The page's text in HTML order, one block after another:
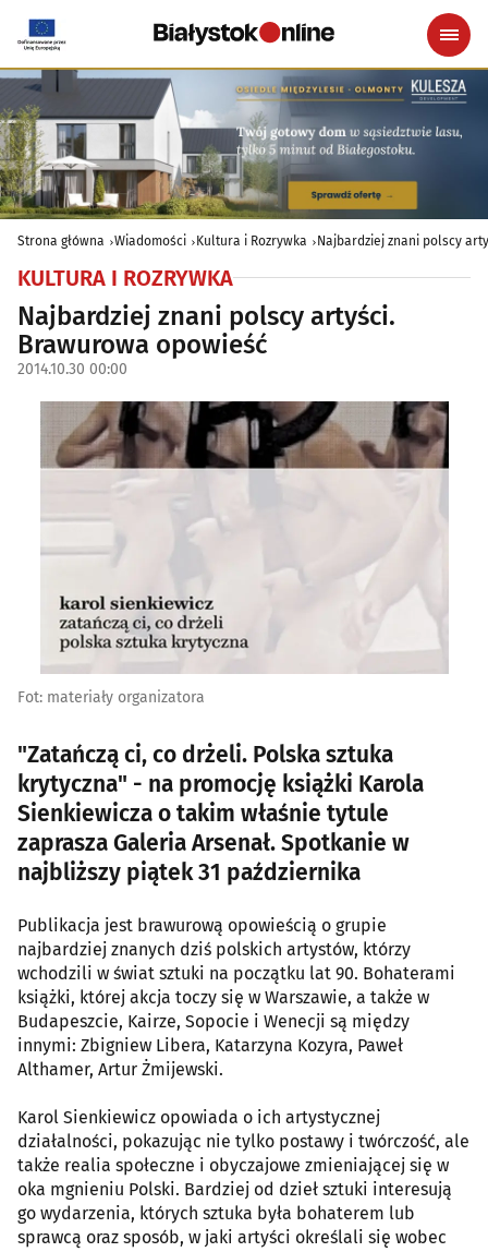
Strona główna Wiadomości Kultura i Rozrywka Najbardziej znani polscy
KULTURA I ROZRYWKA
Najbardziej znani polscy artyści.
Brawurowa opowieść
2014.10.30 00:00
Fot: materiały organizatora
"Zatańczą ci, co drżeli. Polska sztuka
krytyczna" - na promocję książki Karola
Sienkiewicza o takim właśnie tytule
zaprasza Galeria Arsenał. Spotkanie w
najbliższy piątek 31 października
Publikacja jest brawurową opowieścią o grupie
najbardziej znanych dziś polskich artystów, którzy
wchodzili w świat sztuki na początku lat 90. Bohaterami
książki, której akcja toczy się w Warszawie, a także w
Budapeszcie, Kairze, Sopocie i Wenecji są między
innymi: Zbigniew Libera, Katarzyna Kozyra, Paweł
Althamer, Artur Żmijewski.
Karol Sienkiewicz opowiada o ich artystycznej
działalności, pokazując nie tylko postawy i twórczość, ale
także realia społeczne i obyczajowe zmieniającej się w
oka mgnieniu Polski. Bardziej od dzieł sztuki interesują
go wydarzenia, których sztuka była bohaterem lub
sprawcą oraz sposób, w jaki artyści określali się wobec